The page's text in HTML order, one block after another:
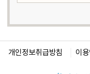
개인정보취급방침 이